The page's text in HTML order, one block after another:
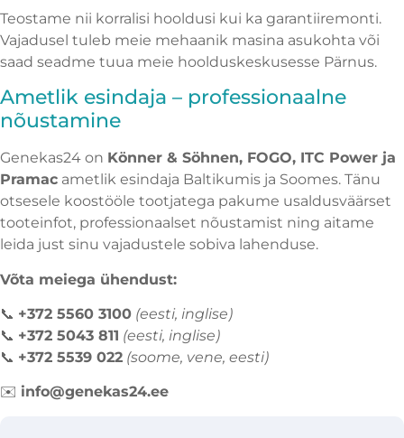
Teostame nii korralisi hooldusi kui ka garantiiremonti.
Vajadusel tuleb meie mehaanik masina asukohta või
saad seadme tuua meie hoolduskeskusesse Pärnus.
Ametlik esindaja – professionaalne
nõustamine
Genekas24 on Könner & Söhnen, FOGO, ITC Power ja
Pramac ametlik esindaja Baltikumis ja Soomes. Tänu
otsesele koostööle tootjatega pakume usaldusväärset
tooteinfot, professionaalset nõustamist ning aitame
leida just sinu vajadustele sobiva lahenduse.
Võta meiega ühendust:
📞 +372 5560 3100 (eesti, inglise)
📞 +372 5043 811 (eesti, inglise)
📞 +372 5539 022 (soome, vene, eesti)
✉️ info@genekas24.ee